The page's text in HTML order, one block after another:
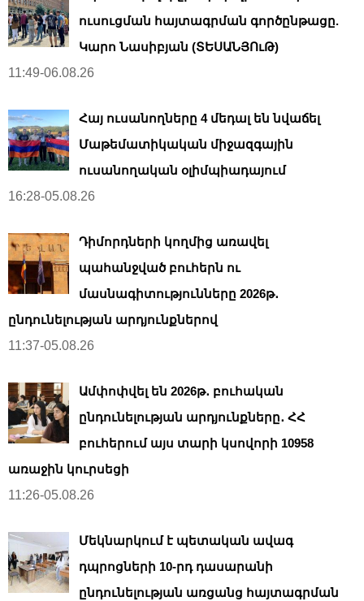
ուսուցման հայտագրման գործընթացը.
Կարո Նասիբյան (ՏԵՍԱՆՅՈւԹ)
11:49-06.08.26
Հայ ուսանողները 4 մեդալ են նվաճել
Մաթեմատիկական միջազգային
ուսանողական օլիմպիադայում
16:28-05.08.26
Դիմորդների կողմից առավել
պահանջված բուհերն ու
մասնագիտությունները 2026թ․
ընդունելության արդյունքներով
11:37-05.08.26
Ամփոփվել են 2026թ․ բուհական
ընդունելության արդյունքները․ ՀՀ
բուհերում այս տարի կսովորի 10958
առաջին կուրսեցի
11:26-05.08.26
Մեկնարկում է պետական ավագ
դպրոցների 10-րդ դասարանի
ընդունելության առցանց հայտագրման